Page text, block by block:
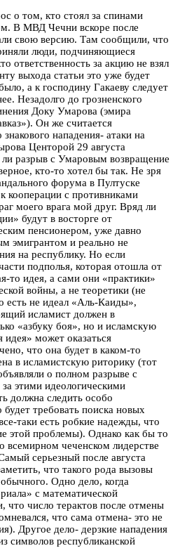
о том, кто стоял за спинами
В МВД Чечни вскоре после
свою версию. Там сообщили, что
люди, подчиняющиеся
ответственность за акцию не взял
выхода статьи это уже будет
а к господину Гакаеву следует
Незадолго до грозненского
Доку Умарова (эмира
Он же считается
нападения- атаки на
Центорой 29 августа
разрыв с Умаровым возвращение
кто-то хотел бы так. Не зря
форума в Пултуске
кооперации с противниками
моего врага мой друг. Вряд ли
будут в восторге от
пенсионером, уже давно
эмигрантом и реально не
на республику. Но если
подполья, которая отошла от
то идея, а сами они «практики»
войны, а не теоретики (не
есть не идеал «Аль-Каиды»,
исламист должен в
«азбуку боя», но и исламскую
может оказаться
что она будет в каком-то
в исламистскую риторику (тот
о полном разрыве с
этими идеологическими
должна следить особо
будет требовать поиска новых
таки есть робкие надежды, что
этой проблемы). Однако как бы то
всемирном чеченском лидерстве
серьезный после августа
что такого рода вызовы
Одно дело, когда
с математической
что число терактов после отмены
что сама отмена- это не
Другое дело- дерзкие нападения
символов республиканской